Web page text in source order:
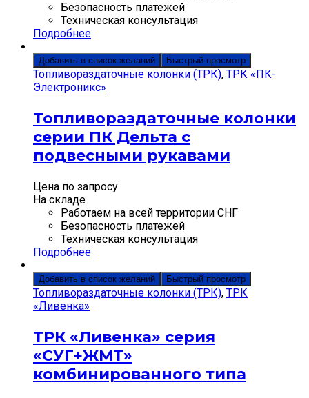
Безопасность платежей
Техническая консультация
Подробнее
Добавить в список желаний Быстрый просмотр
Топливораздаточные колонки (ТРК), ТРК «ПК-
Электроникс»
Топливораздаточные колонки
серии ПК Дельта с
подвесными рукавами
Цена по запросу
На складе
Работаем на всей территории СНГ
Безопасность платежей
Техническая консультация
Подробнее
Добавить в список желаний Быстрый просмотр
Топливораздаточные колонки (ТРК), ТРК
«Ливенка»
ТРК «Ливенка» серия
«СУГ+ЖМТ»
комбинированного типа